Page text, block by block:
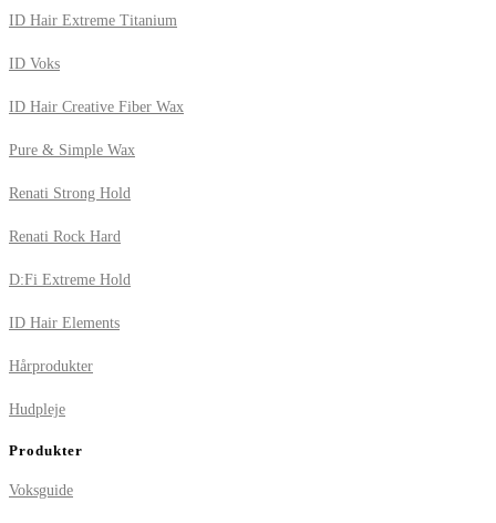
ID Hair Extreme Titanium
ID Voks
ID Hair Creative Fiber Wax
Pure & Simple Wax
Renati Strong Hold
Renati Rock Hard
D:Fi Extreme Hold
ID Hair Elements
Hårprodukter
Hudpleje
Produkter
Voksguide